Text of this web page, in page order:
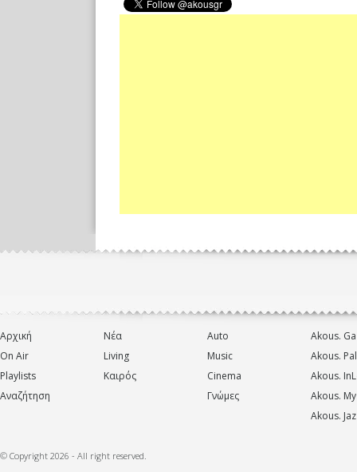
Αρχική
On Air
Playlists
Αναζήτηση
Νέα
Living
Καιρός
Auto
Music
Cinema
Γνώμες
Akous.
Akous.
Akous.
Akous.
Akous.
© Copyright 2026 - All right reserved.